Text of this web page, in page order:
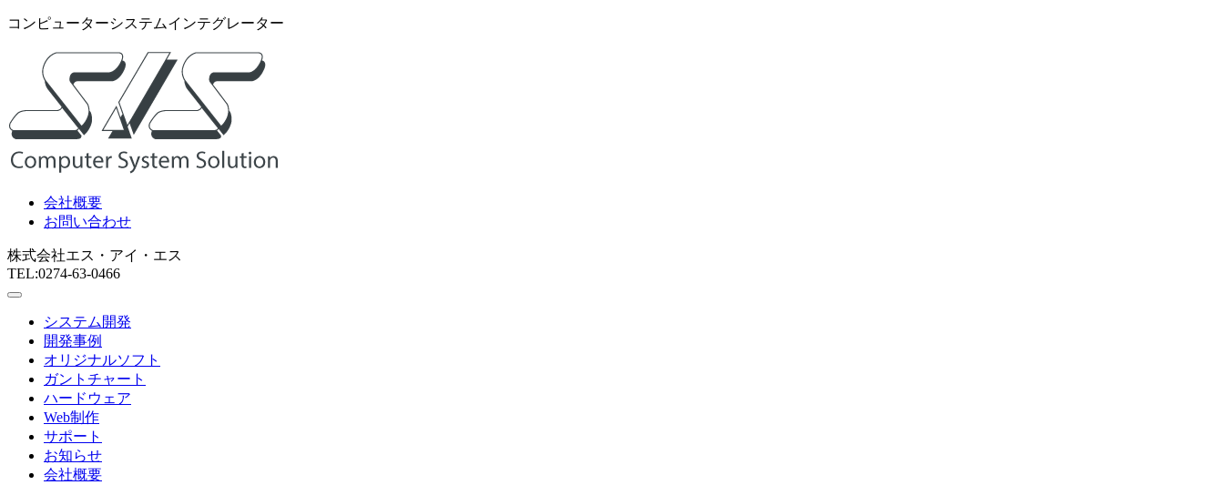
コンピューターシステムインテグレーター
会社概要
お問い合わせ
株式会社エス・アイ・エス
TEL:0274-63-0466
システム開発
開発事例
オリジナルソフト
ガントチャート
ハードウェア
Web制作
サポート
お知らせ
会社概要